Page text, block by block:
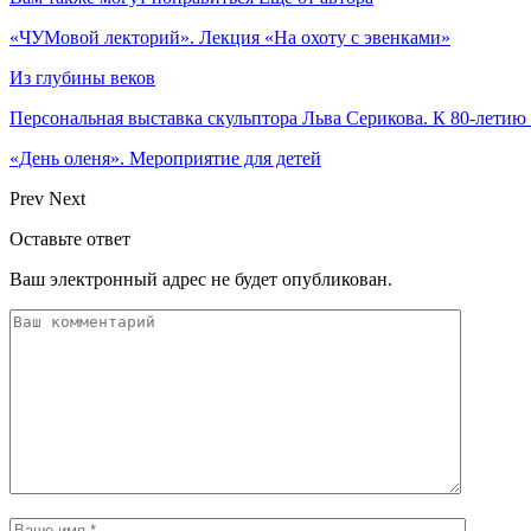
«ЧУМовой лекторий». Лекция «На охоту с эвенками»
Из глубины веков
Персональная выставка скульптора Льва Серикова. К 80-летию
«День оленя». Мероприятие для детей
Prev Next
Оставьте ответ
Ваш электронный адрес не будет опубликован.